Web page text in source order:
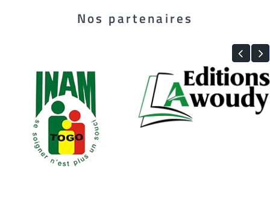
Nos partenaires